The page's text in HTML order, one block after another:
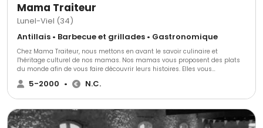
Mama Traiteur
Lunel-Viel (34)
Antillais • Barbecue et grillades • Gastronomique
Chez Mama Traiteur, nous mettons en avant le savoir culinaire et
l'héritage culturel de nos mamas. ​Nos mamas vous proposent des plats
du monde afin de vous faire découvrir leurs histoires. Elles vous
promettent de voyager au bout du monde. ​Chaque semaine, de nouveaux
plats sont proposés en pré-commandes sur notre site afin que vous
d'événements. Car oui ! Depuis 2015, elles sont aussi expertes de
l'organisation d'événements pour professionnels.
5-2000 • N.C.